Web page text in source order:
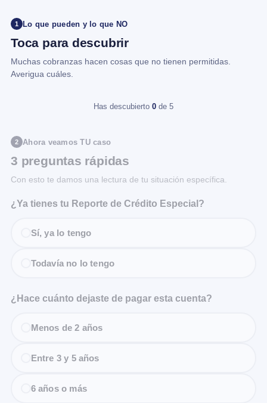
1 Lo que pueden y lo que NO
Toca para descubrir
Muchas cobranzas hacen cosas que no tienen permitidas.
Averigua cuáles.
Has descubierto 0 de 5
2 Ahora veamos TU caso
3 preguntas rápidas
Con esto te damos una lectura de tu situación específica.
¿Ya tienes tu Reporte de Crédito Especial?
Sí, ya lo tengo
Todavía no lo tengo
¿Hace cuánto dejaste de pagar esta cuenta?
Menos de 2 años
Entre 3 y 5 años
6 años o más